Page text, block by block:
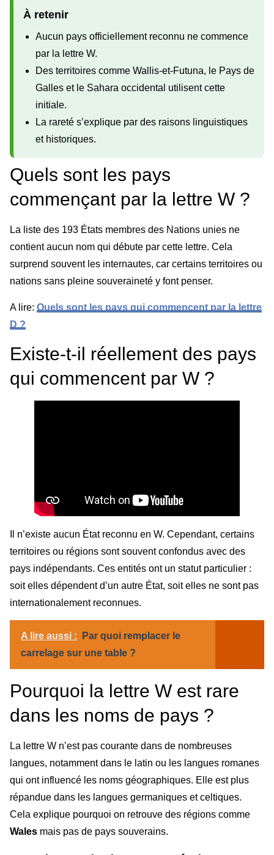
À retenir
Aucun pays officiellement reconnu ne commence
par la lettre W.
Des territoires comme Wallis-et-Futuna, le Pays de
Galles et le Sahara occidental utilisent cette
initiale.
La rareté s’explique par des raisons linguistiques
et historiques.
Quels sont les pays
commençant par la lettre W ?
La liste des 193 États membres des Nations unies ne
contient aucun nom qui débute par cette lettre. Cela
surprend souvent les internautes, car certains territoires ou
nations sans pleine souveraineté y font penser.
A lire: Quels sont les pays qui commencent par la lettre
D ?
Existe-t-il réellement des pays
qui commencent par W ?
Il n’existe aucun État reconnu en W. Cependant, certains
territoires ou régions sont souvent confondus avec des
pays indépendants. Ces entités ont un statut particulier :
soit elles dépendent d’un autre État, soit elles ne sont pas
internationalement reconnues.
A lire aussi :
Par quoi remplacer le
carrelage sur une table ?
Pourquoi la lettre W est rare
dans les noms de pays ?
La lettre W n’est pas courante dans de nombreuses
langues, notamment dans le latin ou les langues romanes
qui ont influencé les noms géographiques. Elle est plus
répandue dans les langues germaniques et celtiques.
Cela explique pourquoi on retrouve des régions comme
Wales mais pas de pays souverains.